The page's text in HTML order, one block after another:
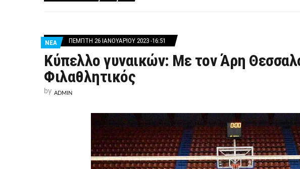
ΝΕΑ ΠΈΜΠΤΗ 26 ΙΑΝΟΥΑΡΊΟΥ 2023 -16:51
Κύπελλο γυναικών: Με τον Άρη
Φιλαθλητικός
by ADMIN